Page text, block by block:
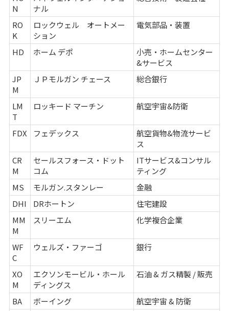
N
ナル
RO
K
ロックウェル オートメー
ション
電気部品・装置
HD ホーム デポ
小売・ホームセンター
&サービス
JP
M
ＪＰモルガン チェース 総合銀行
LM
T
ロッキード マーチン 航空宇宙&防衛
FDX フェデックス
航空貨物&物流サービ
ス
CR
M
セールスフォース・ドット
コム
ITサービス&コンサル
ティング
MS
モルガン.スタンレー
金融
DHI
DRホートン
住宅建設
MM
M
スリーエム 化学複合企業
WF
C
ウェルズ・ファーゴ 銀行
XO
M
エクソンモービル・ホール
ディングス
石油 & ガス精製 / 販売
BA ボーイング
航空宇宙 & 防衛